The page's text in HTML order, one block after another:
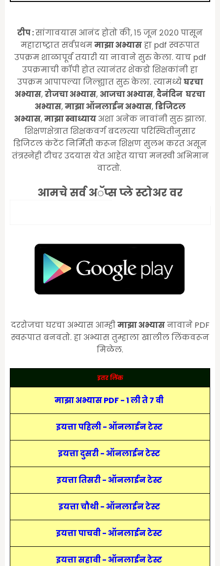
टीप :सांगावयास आनंद होतो की, १५ जून २०२० पासून
महाराष्ट्रात सर्वप्रथममाझा अभ्यासहा pdf स्वरूपात
उपक्रम शाळापूर्व तयारी या नावाने सुरु केला. याच pdf
उपक्रमाची कॉपी होत त्यानंतर शेकडो शिक्षकांनी हा
उपक्रम आपापल्या जिल्ह्यात सुरु केला. त्यामध्येघरचा
अभ्यास,रोजचा अभ्यास, आजचा अभ्यास,दैनंदिन घरचा
अभ्यास,माझा ऑनलाईन अभ्यास,डिजिटल
अभ्यास,माझा स्वाध्यायअशा अनेक नावांनी सुरु झाला.
शिक्षणक्षेत्रात शिक्षकवर्ग बदलत्या परिस्थितीनुसार
डिजिटल कंटेंट निर्मिती करून शिक्षण सुलभ करत असून
तंत्रस्नेही टीचर उदयास येत आहेत याचा मनस्वी अभिमान
वाटतो.
आमचे सर्व अॅप्स प्ले स्टोअर वर
दररोजचा घरचा अभ्यास आम्हीमाझा अभ्यासनावाने PDF
स्वरूपात बनवतो. हा अभ्यास तुम्हाला खालील लिंकवरून
मिळेल.
इतर लिंक
माझा अभ्यास PDF - 1 ली ते 7 वी
इयत्ता पहिली - ऑनलाईन टेस्ट
इयत्ता दुसरी - ऑनलाईन टेस्ट
इयत्ता तिसरी - ऑनलाईन टेस्ट
इयत्ता चौथी - ऑनलाईन टेस्ट
इयत्ता पाचवी - ऑनलाईन टेस्ट
इयत्ता सहावी - ऑनलाईन टेस्ट